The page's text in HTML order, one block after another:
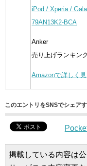
iPod / Xperia /
79AN13K2-BCA
Anker
売り上げランキン
Amazonで詳しく
このエントリをSNSでシェア
掲載している内容は